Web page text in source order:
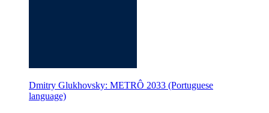
Dmitry Glukhovsky: METRÔ 2033 (Portuguese
language)